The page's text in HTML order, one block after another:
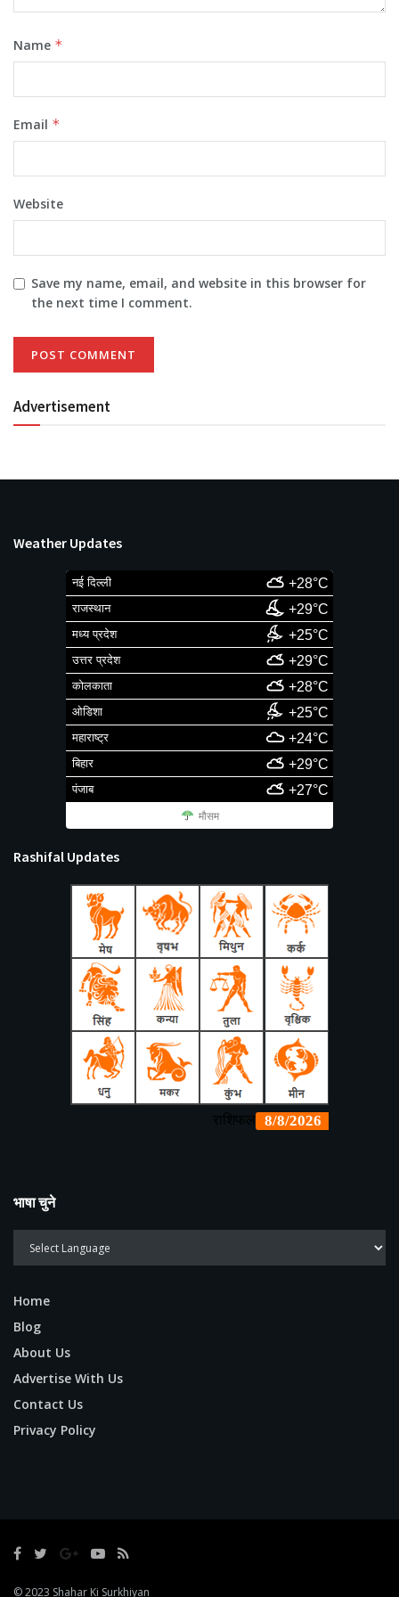
Name *
Email *
Website
Save my name, email, and website in this browser for
the next time I comment.
Advertisement
Weather Updates
नई दिल्ली +28°C
राजस्थान +29°C
मध्य प्रदेश +25°C
उत्तर प्रदेश +29°C
कोलकाता +28°C
ओडिशा +25°C
महाराष्ट्र +24°C
बिहार +29°C
पंजाब +27°C
मौसम
Rashifal Updates
भाषा चुने
Home
Blog
About Us
Advertise With Us
Contact Us
Privacy Policy
© 2023 Shahar Ki Surkhiyan